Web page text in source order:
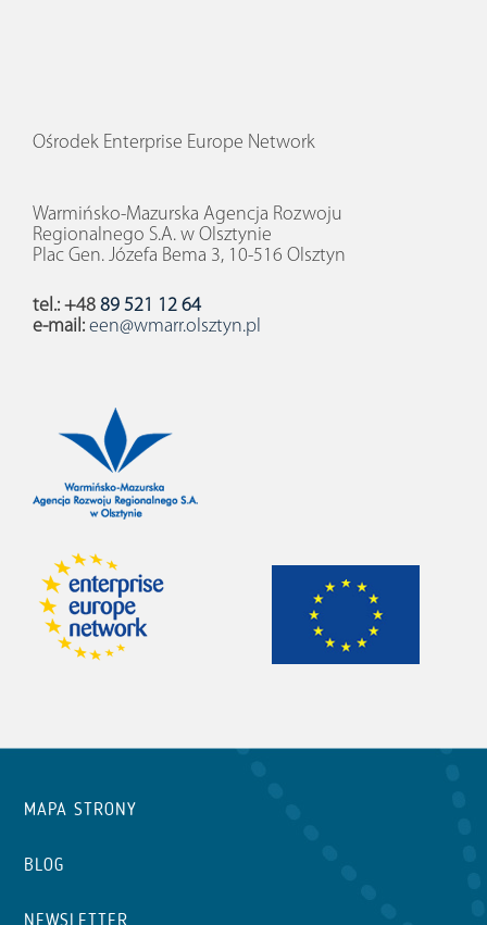
Ośrodek Enterprise Europe Network
Warmińsko-Mazurska Agencja Rozwoju
Regionalnego S.A. w Olsztynie
Plac Gen. Józefa Bema 3, 10-516 Olsztyn
tel.: +48 89 521 12 64
e-mail: een@wmarr.olsztyn.pl
MAPA STRONY
BLOG
NEWSLETTER